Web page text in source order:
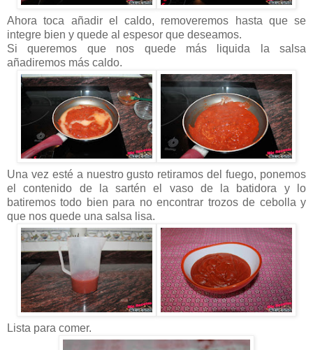
Ahora toca añadir el caldo, removeremos hasta que se
integre bien y quede al espesor que deseamos.
Si queremos que nos quede más liquida la salsa
añadiremos más caldo.
Una vez esté a nuestro gusto retiramos del fuego, ponemos
el contenido de la sartén el vaso de la batidora y lo
batiremos todo bien para no encontrar trozos de cebolla y
que nos quede una salsa lisa.
Lista para comer.